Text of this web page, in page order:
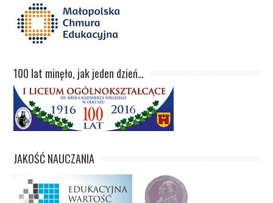
100 lat minęło, jak jeden dzień…
JAKOŚĆ NAUCZANIA